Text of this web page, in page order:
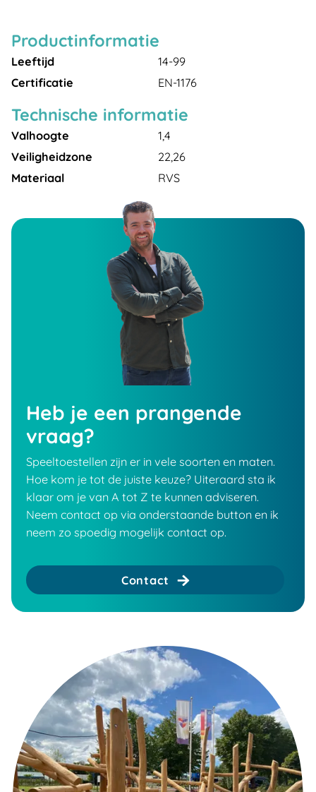
Productinformatie
Leeftijd
14-99
Certificatie
EN-1176
Technische informatie
Valhoogte
1,4
Veiligheidzone
22,26
Materiaal
RVS
Heb je een prangende
vraag?
Speeltoestellen zijn er in vele soorten en maten.
Hoe kom je tot de juiste keuze? Uiteraard sta ik
klaar om je van A tot Z te kunnen adviseren.
Neem contact op via onderstaande button en ik
neem zo spoedig mogelijk contact op.
Contact